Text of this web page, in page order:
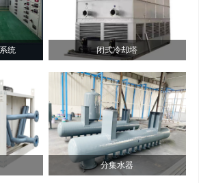
统 闭式冷却塔
分集水器